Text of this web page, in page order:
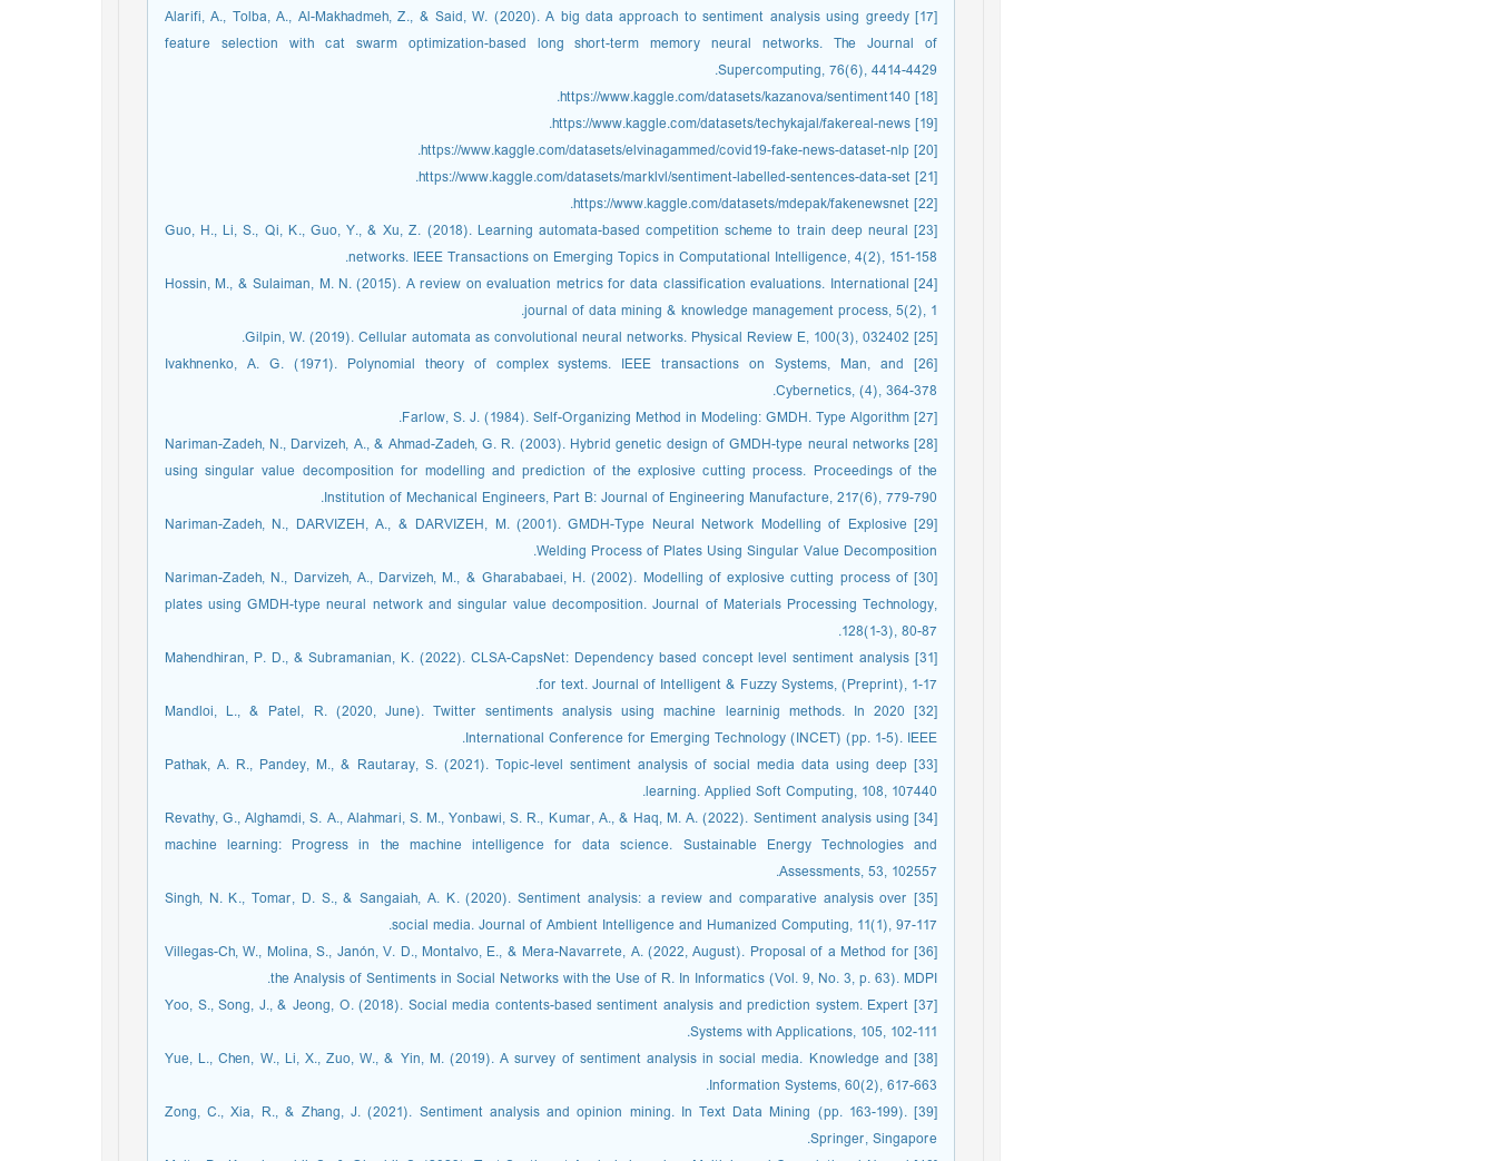
[17] Alarifi, A., Tolba, A., Al-Makhadmeh, Z., & Said, W. (2020). A big data approach to sentiment analysis using greedy
feature selection with cat swarm optimization-based long short-term memory neural networks. The Journal of
Supercomputing, 76(6), 4414-4429.
[18] https://www.kaggle.com/datasets/kazanova/sentiment140.
[19] https://www.kaggle.com/datasets/techykajal/fakereal-news.
[20] https://www.kaggle.com/datasets/elvinagammed/covid19-fake-news-dataset-nlp.
[21] https://www.kaggle.com/datasets/marklvl/sentiment-labelled-sentences-data-set.
[22] https://www.kaggle.com/datasets/mdepak/fakenewsnet.
[23] Guo, H., Li, S., Qi, K., Guo, Y., & Xu, Z. (2018). Learning automata-based competition scheme to train deep neural
networks. IEEE Transactions on Emerging Topics in Computational Intelligence, 4(2), 151-158.
[24] Hossin, M., & Sulaiman, M. N. (2015). A review on evaluation metrics for data classification evaluations. International
journal of data mining & knowledge management process, 5(2), 1.
[25] Gilpin, W. (2019). Cellular automata as convolutional neural networks. Physical Review E, 100(3), 032402.
[26] Ivakhnenko, A. G. (1971). Polynomial theory of complex systems. IEEE transactions on Systems, Man, and
Cybernetics, (4), 364-378.
[27] Farlow, S. J. (1984). Self-Organizing Method in Modeling: GMDH. Type Algorithm.
[28] Nariman-Zadeh, N., Darvizeh, A., & Ahmad-Zadeh, G. R. (2003). Hybrid genetic design of GMDH-type neural networks
using singular value decomposition for modelling and prediction of the explosive cutting process. Proceedings of the
Institution of Mechanical Engineers, Part B: Journal of Engineering Manufacture, 217(6), 779-790.
[29] Nariman-Zadeh, N., DARVIZEH, A., & DARVIZEH, M. (2001). GMDH-Type Neural Network Modelling of Explosive
Welding Process of Plates Using Singular Value Decomposition.
[30] Nariman-Zadeh, N., Darvizeh, A., Darvizeh, M., & Gharababaei, H. (2002). Modelling of explosive cutting process of
plates using GMDH-type neural network and singular value decomposition. Journal of Materials Processing Technology,
128(1-3), 80-87.
[31] Mahendhiran, P. D., & Subramanian, K. (2022). CLSA-CapsNet: Dependency based concept level sentiment analysis
for text. Journal of Intelligent & Fuzzy Systems, (Preprint), 1-17.
[32] Mandloi, L., & Patel, R. (2020, June). Twitter sentiments analysis using machine learninig methods. In 2020
International Conference for Emerging Technology (INCET) (pp. 1-5). IEEE.
[33] Pathak, A. R., Pandey, M., & Rautaray, S. (2021). Topic-level sentiment analysis of social media data using deep
learning. Applied Soft Computing, 108, 107440.
[34] Revathy, G., Alghamdi, S. A., Alahmari, S. M., Yonbawi, S. R., Kumar, A., & Haq, M. A. (2022). Sentiment analysis using
machine learning: Progress in the machine intelligence for data science. Sustainable Energy Technologies and
Assessments, 53, 102557.
[35] Singh, N. K., Tomar, D. S., & Sangaiah, A. K. (2020). Sentiment analysis: a review and comparative analysis over
social media. Journal of Ambient Intelligence and Humanized Computing, 11(1), 97-117.
[36] Villegas-Ch, W., Molina, S., Janón, V. D., Montalvo, E., & Mera-Navarrete, A. (2022, August). Proposal of a Method for
the Analysis of Sentiments in Social Networks with the Use of R. In Informatics (Vol. 9, No. 3, p. 63). MDPI.
[37] Yoo, S., Song, J., & Jeong, O. (2018). Social media contents-based sentiment analysis and prediction system. Expert
Systems with Applications, 105, 102-111.
[38] Yue, L., Chen, W., Li, X., Zuo, W., & Yin, M. (2019). A survey of sentiment analysis in social media. Knowledge and
Information Systems, 60(2), 617-663.
[39] Zong, C., Xia, R., & Zhang, J. (2021). Sentiment analysis and opinion mining. In Text Data Mining (pp. 163-199).
Springer, Singapore.